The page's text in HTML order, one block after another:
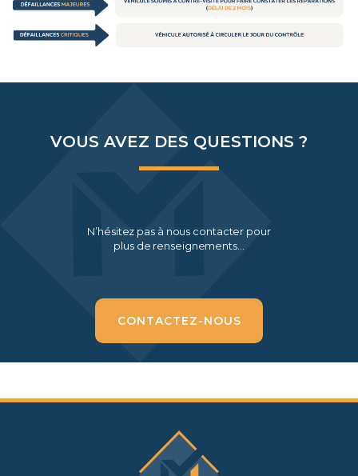
VOUS AVEZ DES QUESTIONS ?
N’hésitez pas à nous contacter pour
plus de renseignements…
CONTACTEZ-NOUS